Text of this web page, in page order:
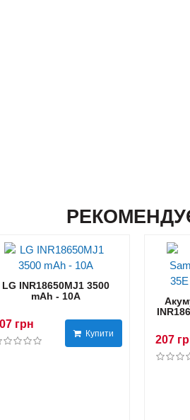
LG INR18650MJ1 3500
mAh - 10А
грн
Купити
207